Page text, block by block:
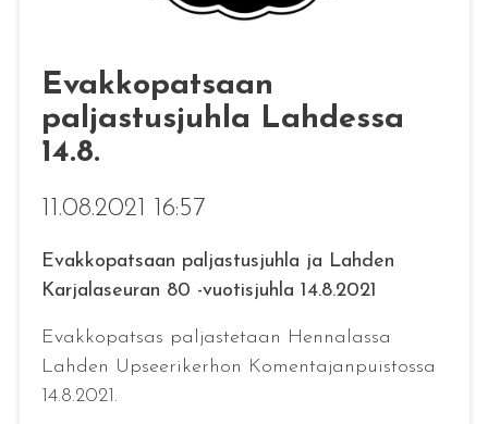
Evakkopatsaan
paljastusjuhla Lahdessa
14.8.
11.08.2021 16:57
Evakkopatsaan paljastusjuhla ja Lahden
Karjalaseuran 80 -vuotisjuhla 14.8.2021
Evakkopatsas paljastetaan Hennalassa
Lahden Upseerikerhon Komentajanpuistossa
14.8.2021.